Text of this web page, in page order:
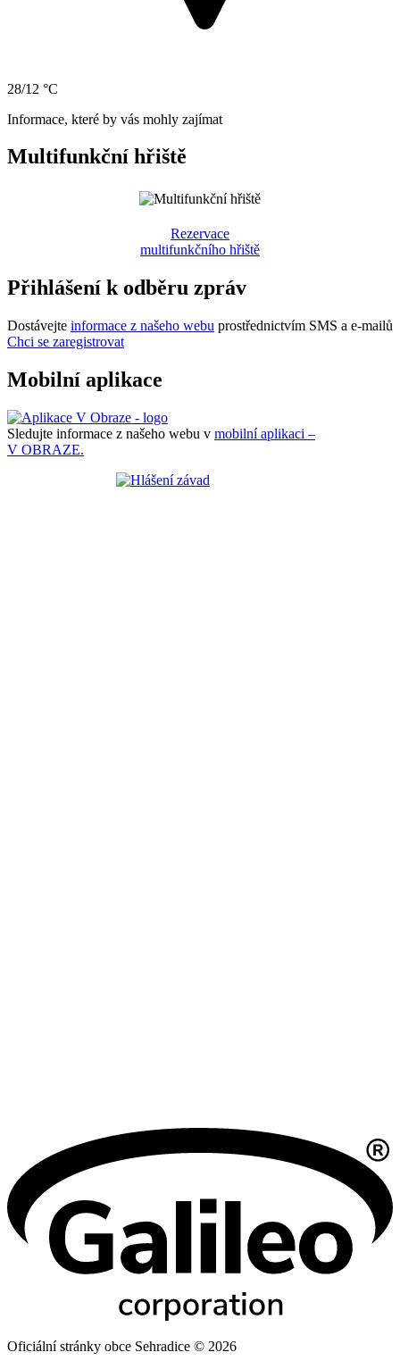
28/12 °C
Informace, které by vás mohly zajímat
Multifunkční hřiště
Rezervace
multifunkčního hřiště
Přihlášení k odběru zpráv
Dostávejte informace z našeho webu prostřednictvím SMS a e-mailů
Chci se zaregistrovat
Mobilní aplikace
Sledujte informace z našeho webu v mobilní aplikaci –
V OBRAZE.
Oficiální stránky obce Sehradice © 2026